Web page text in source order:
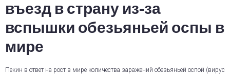
въезд в страну из-за
вспышки обезьяньей оспы в
мире
Пекин в ответ на рост в мире количества заражений обезьяньей оспой (вирус